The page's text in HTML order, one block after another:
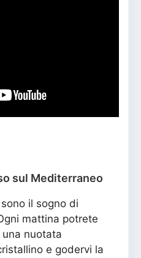
sul Mediterraneo
sono il sogno di
mattina potrete
nuotata
e godervi la